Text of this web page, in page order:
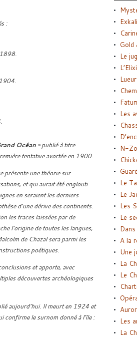
:
Océan» publié à titre
tentative avortée en 1900.
présente une théorie sur
et qui aurait été englouti
en seraient les derniers
d’une dérive des continents.
les traces laissées par de
l’origine de toutes les langues,
de Chazal sera parmi les
poétiques.
et apporte, avec
découvertes archéologiques
aujourd’hui. Il meurt en 1924 et
confirme le surnom donné à l’île :
Gold
Le
Lueur
Les
N-
Le
Le
Les
Le
A la
Une
La
Le
Les
La